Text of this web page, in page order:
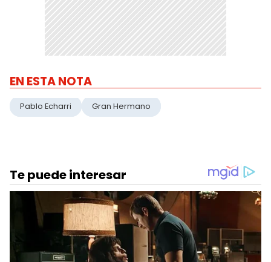
EN ESTA NOTA
Pablo Echarri Gran Hermano